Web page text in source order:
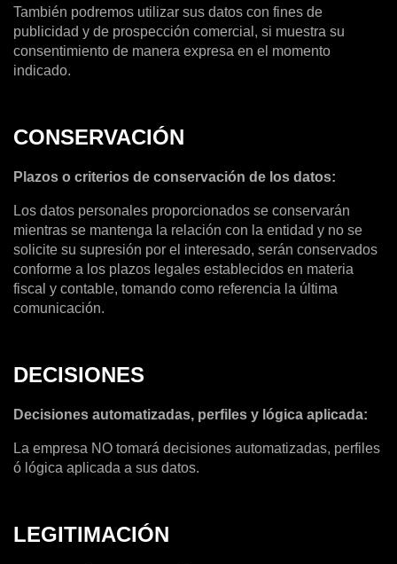
También podremos utilizar sus datos con fines de
publicidad y de prospección comercial, si muestra su
consentimiento de manera expresa en el momento
indicado.
CONSERVACIÓN
Plazos o criterios de conservación de los datos:
Los datos personales proporcionados se conservarán
mientras se mantenga la relación con la entidad y no se
solicite su supresión por el interesado, serán conservados
conforme a los plazos legales establecidos en materia
fiscal y contable, tomando como referencia la última
comunicación.
DECISIONES
Decisiones automatizadas, perfiles y lógica aplicada:
La empresa NO tomará decisiones automatizadas, perfiles
ó lógica aplicada a sus datos.
LEGITIMACIÓN